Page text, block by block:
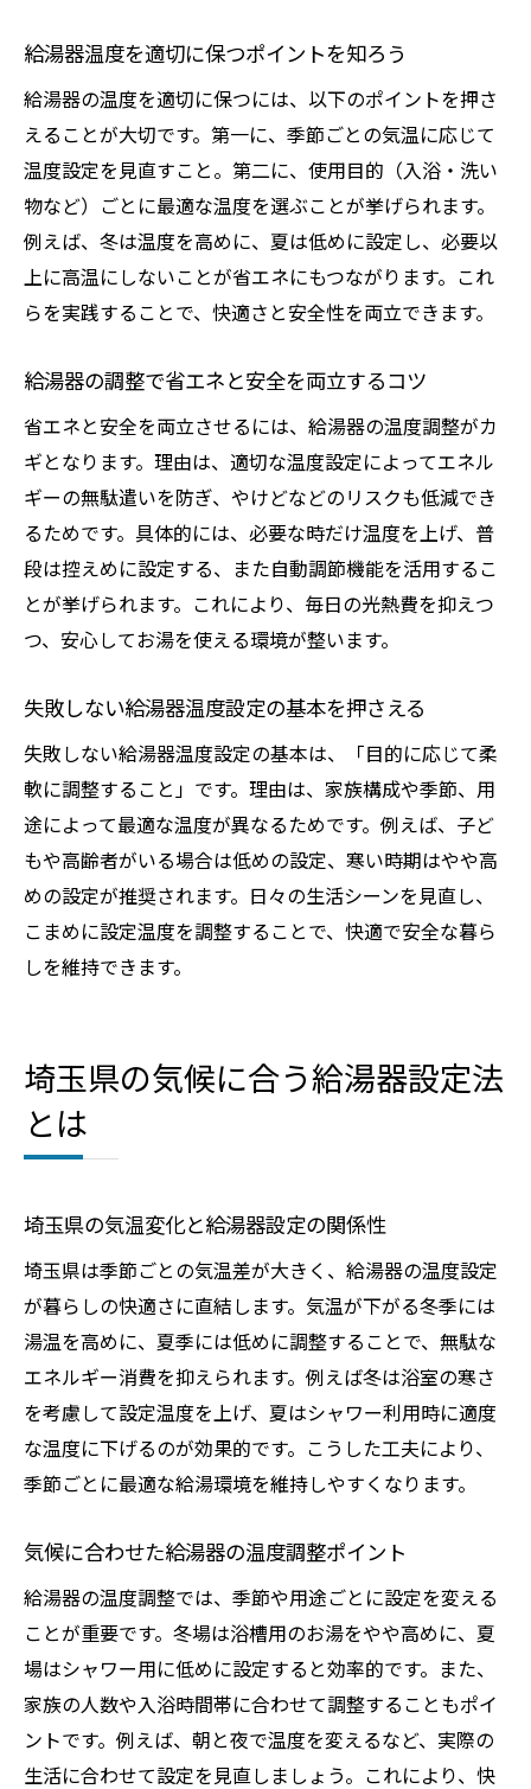
給湯器の設定次第で入浴体験が変わる理由
給湯器の温度が暮らしの質を左右するポイ
ント
給湯器温度と健康リスクの関係を考える
安全で省エネな給湯器温度の選び方を解説
給湯器の温度設定で省エネと安全を実現
安全な給湯器温度の目安とその理由
やけど防止に役立つ給湯器温度調整法
給湯器の温度設定で家庭全体を守るコツ
給湯器の省エネ運転に役立つ温度管理術
冬場でも安心な給湯器の調整方法まとめ
冬におすすめの給湯器温度調整法を伝授
寒い時期の給湯器設定で快適さを維持
冬季の給湯器温度の目安と調整ポイント
凍結防止にも役立つ給湯器の設定術
冬場の給湯器温度トラブルを防ぐ方法
安心して使える冬季の給湯器調整ガイド
日々の生活に役立つ給湯器の温度調整術
毎日快適な給湯器温度調整のコツを紹介
給湯器の温度調整で家族全員が快適に暮ら
す
給湯器の設定を見直して生活の質を向上
簡単にできる給湯器温度調整のポイント
日常生活で役立つ給湯器温度調整の実践法
給湯器温度を適切に保つポイントを知ろう
給湯器の温度を適切に保つには、以下のポイントを押さ
えることが大切です。第一に、季節ごとの気温に応じて
温度設定を見直すこと。第二に、使用目的（入浴・洗い
物など）ごとに最適な温度を選ぶことが挙げられます。
例えば、冬は温度を高めに、夏は低めに設定し、必要以
上に高温にしないことが省エネにもつながります。これ
らを実践することで、快適さと安全性を両立できます。
給湯器の調整で省エネと安全を両立するコツ
省エネと安全を両立させるには、給湯器の温度調整がカ
ギとなります。理由は、適切な温度設定によってエネル
ギーの無駄遣いを防ぎ、やけどなどのリスクも低減でき
るためです。具体的には、必要な時だけ温度を上げ、普
段は控えめに設定する、また自動調節機能を活用するこ
とが挙げられます。これにより、毎日の光熱費を抑えつ
つ、安心してお湯を使える環境が整います。
失敗しない給湯器温度設定の基本を押さえる
失敗しない給湯器温度設定の基本は、「目的に応じて柔
軟に調整すること」です。理由は、家族構成や季節、用
途によって最適な温度が異なるためです。例えば、子ど
もや高齢者がいる場合は低めの設定、寒い時期はやや高
めの設定が推奨されます。日々の生活シーンを見直し、
こまめに設定温度を調整することで、快適で安全な暮ら
しを維持できます。
埼玉県の気候に合う給湯器設定法
とは
埼玉県の気温変化と給湯器設定の関係性
埼玉県は季節ごとの気温差が大きく、給湯器の温度設定
が暮らしの快適さに直結します。気温が下がる冬季には
湯温を高めに、夏季には低めに調整することで、無駄な
エネルギー消費を抑えられます。例えば冬は浴室の寒さ
を考慮して設定温度を上げ、夏はシャワー利用時に適度
な温度に下げるのが効果的です。こうした工夫により、
季節ごとに最適な給湯環境を維持しやすくなります。
気候に合わせた給湯器の温度調整ポイント
給湯器の温度調整では、季節や用途ごとに設定を変える
ことが重要です。冬場は浴槽用のお湯をやや高めに、夏
場はシャワー用に低めに設定すると効率的です。また、
家族の人数や入浴時間帯に合わせて調整することもポイ
ントです。例えば、朝と夜で温度を変えるなど、実際の
生活に合わせて設定を見直しましょう。これにより、快